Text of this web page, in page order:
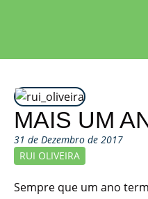
MAIS UM
31 de Dezembro de 2017
RUI OLIVEIRA
Sempre que um ano